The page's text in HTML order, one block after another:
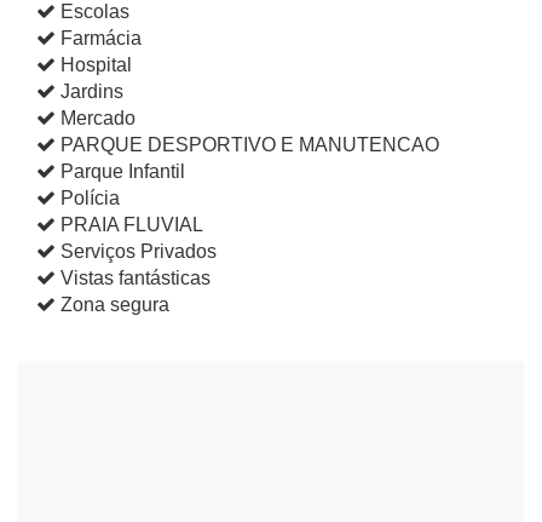
Escolas
Farmácia
Hospital
Jardins
Mercado
PARQUE DESPORTIVO E MANUTENCAO
Parque Infantil
Polícia
PRAIA FLUVIAL
Serviços Privados
Vistas fantásticas
Zona segura